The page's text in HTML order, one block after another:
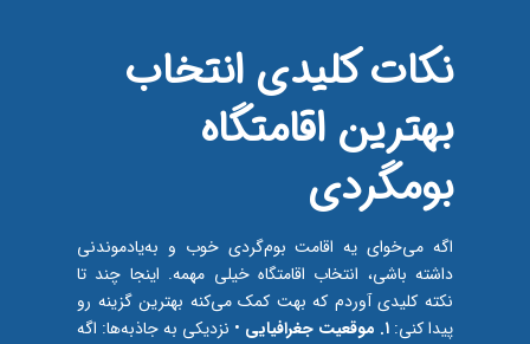
نکات کلیدی انتخاب
بهترین اقامتگاه
بومگردی
اگه می‌خوای یه اقامت بوم‌گردی خوب و به‌یاد‌موندنی
داشته باشی، انتخاب اقامتگاه خیلی مهمه. اینجا چند تا
نکته کلیدی آوردم که بهت کمک می‌کنه بهترین گزینه رو
پیدا کنی: ۱. موقعیت جغرافیایی
• نزدیکی به جاذبه‌ها: اگه